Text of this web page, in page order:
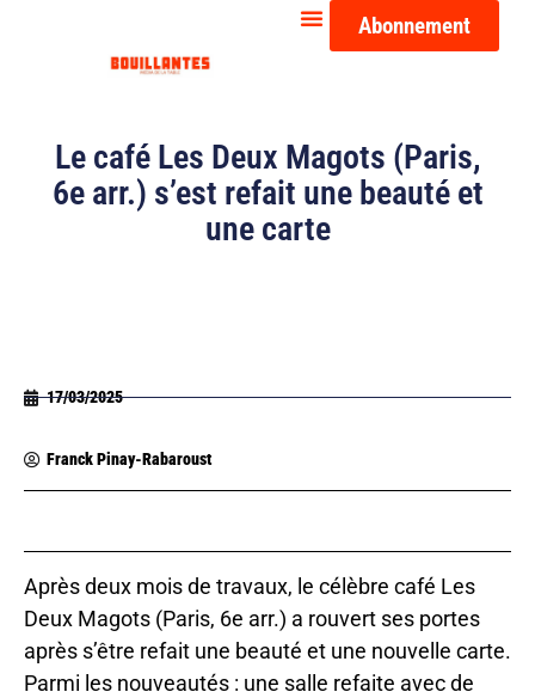
Abonnement
Le café Les Deux Magots (Paris,
6e arr.) s’est refait une beauté et
une carte
17/03/2025
Franck Pinay-Rabaroust
Après deux mois de travaux, le célèbre café Les
Deux Magots (Paris, 6e arr.) a rouvert ses portes
après s’être refait une beauté et une nouvelle carte.
Parmi les nouveautés : une salle refaite avec de